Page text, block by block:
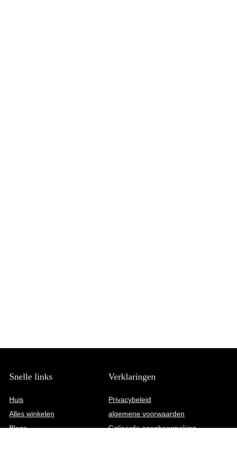
Snelle links
Huis
Alles winkelen
Blogs
Verklaringen
Privacybeleid
algemene voorwaarden
Gelieerde openbaarmaking